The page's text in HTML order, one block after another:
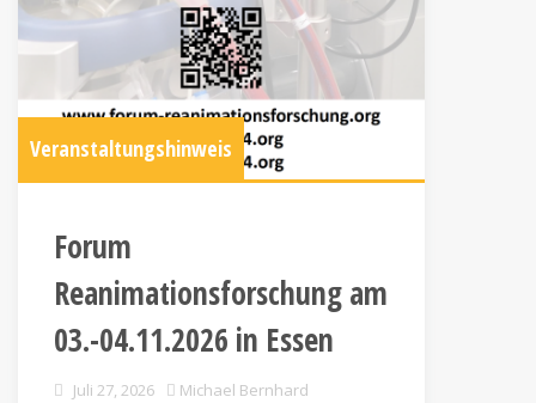
Veranstaltungshinweis
Forum
Reanimationsforschung am
03.-04.11.2026 in Essen
Juli 27, 2026 Michael Bernhard